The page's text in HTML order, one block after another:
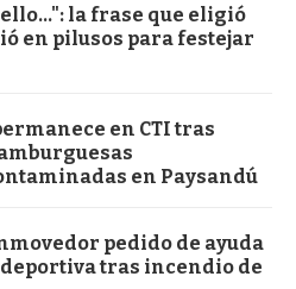
la frase que eligió
en pilusos para festejar
en CTI tras
en Paysandú
pedido de ayuda
tras incendio de